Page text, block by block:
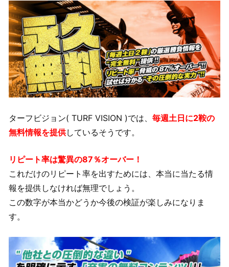
ターフビジョン( TURF VISION )では、 毎週土日に2鞍の
無料情報を提供しているそうです。
リピート率は驚異の87％オーバー！
これだけのリピート率を出すためには、本当に当たる情
報を提供しなければ無理でしょう。
この数字が本当かどうか今後の検証が楽しみになりま
す。